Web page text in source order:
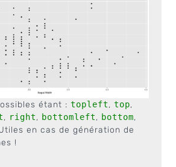
étant : topleft, top,
, right, bottomleft, bottom,
en cas de génération de
!